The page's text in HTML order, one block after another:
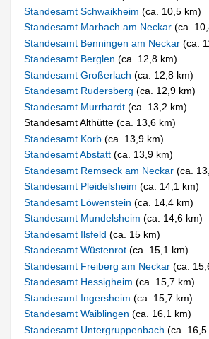
Standesamt Schwaikheim(ca. 10,5 km)
Standesamt Marbach am Neckar(ca.
Standesamt Benningen am Neckar(ca.
Standesamt Berglen(ca. 12,8 km)
Standesamt Großerlach(ca. 12,8 km)
Standesamt Rudersberg(ca. 12,9 km)
Standesamt Murrhardt(ca. 13,2 km)
Standesamt Althütte (ca. 13,6 km)
Standesamt Korb(ca. 13,9 km)
Standesamt Abstatt(ca. 13,9 km)
Standesamt Remseck am Neckar(ca.
Standesamt Pleidelsheim(ca. 14,1 km)
Standesamt Löwenstein(ca. 14,4 km)
Standesamt Mundelsheim(ca. 14,6 km)
Standesamt Ilsfeld(ca. 15 km)
Standesamt Wüstenrot(ca. 15,1 km)
Standesamt Freiberg am Neckar(ca.
Standesamt Hessigheim(ca. 15,7 km)
Standesamt Ingersheim(ca. 15,7 km)
Standesamt Waiblingen(ca. 16,1 km)
Standesamt Untergruppenbach(ca. 16,5